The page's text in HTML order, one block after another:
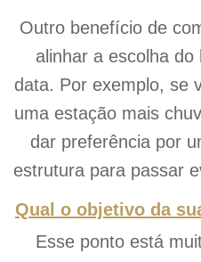
Outro benefício de
alinhar a escolha
data. Por exemplo, se
uma estação mais
dar preferência por
estrutura para passar
Qual o objetivo da
Esse ponto está